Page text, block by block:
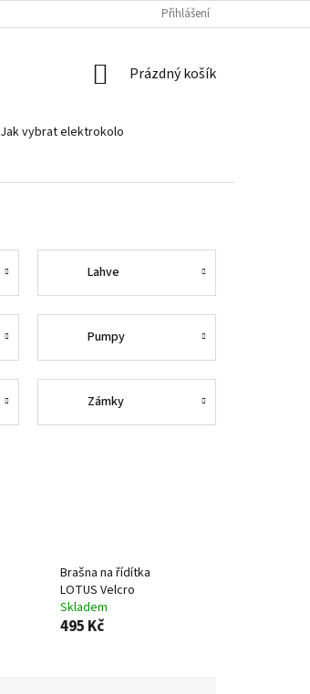
SROVNÁVACÍ KALKULAČKA
Přihlášení
NÁKUPNÍ
Prázdný košík
Jak vybrat elektrokolo
Lahve
Pumpy
Zámky
Brašna na řídítka
LOTUS Velcro
Skladem
495 Kč